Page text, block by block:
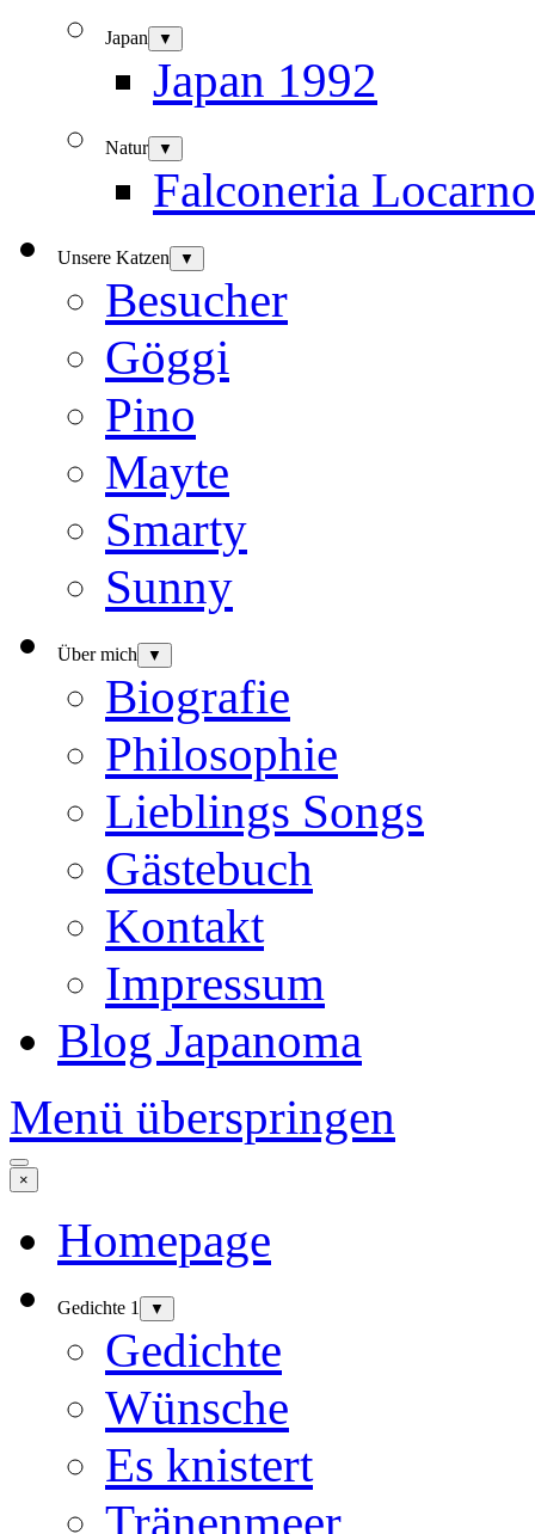
Japan ▼
Japan 1992
Natur ▼
Falconeria Locarno
Unsere Katzen ▼
Besucher
Göggi
Pino
Mayte
Smarty
Sunny
Über mich ▼
Biografie
Philosophie
Lieblings Songs
Gästebuch
Kontakt
Impressum
Blog Japanoma
Menü überspringen
×
Homepage
Gedichte 1 ▼
Gedichte
Wünsche
Es knistert
Tränenmeer